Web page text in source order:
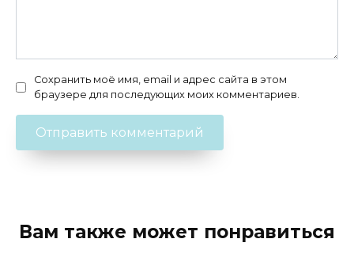
Сохранить моё имя, email и адрес сайта в этом
браузере для последующих моих комментариев.
Вам также может понравиться